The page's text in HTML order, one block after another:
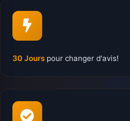
30 Jours pour changer d'avis!